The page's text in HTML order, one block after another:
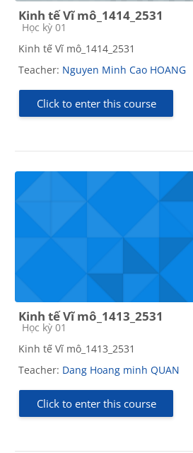
Kinh tế Vĩ mô_1414_2531
Course category
Học kỳ 01
Kinh tế Vĩ mô_1414_2531
Teacher: Nguyen Minh Cao HOANG
Click to enter this course
Kinh tế Vĩ mô_1413_2531
Course category
Học kỳ 01
Kinh tế Vĩ mô_1413_2531
Teacher: Dang Hoang minh QUAN
Click to enter this course